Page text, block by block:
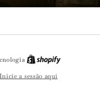
Inicie a sessão aqui